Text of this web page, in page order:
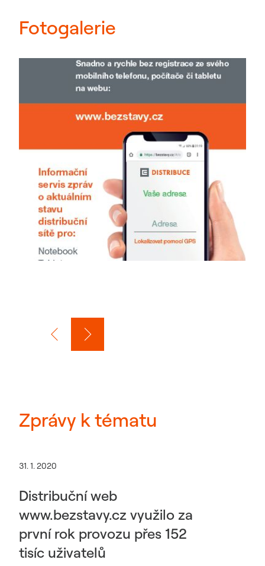
Fotogalerie
Zprávy k tématu
31. 1. 2020
Distribuční web
www.bezstavy.cz využilo za
první rok provozu přes 152
tisíc uživatelů